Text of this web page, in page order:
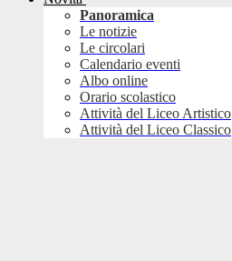
Panoramica
Le notizie
Le circolari
Calendario eventi
Albo online
Orario scolastico
Attività del Liceo Artistico
Attività del Liceo Classico